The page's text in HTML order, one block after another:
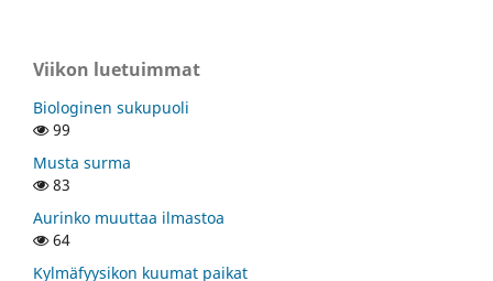
Viikon luetuimmat
Biologinen sukupuoli
99
Musta surma
83
Aurinko muuttaa ilmastoa
64
Kylmäfyysikon kuumat paikat